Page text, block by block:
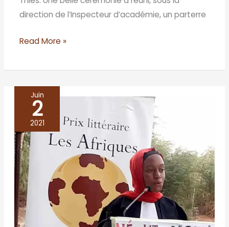
direction de l’Inspecteur d’académie, un parterre
Read More »
Juin
2
2021
DANTALA
LA
BARRE